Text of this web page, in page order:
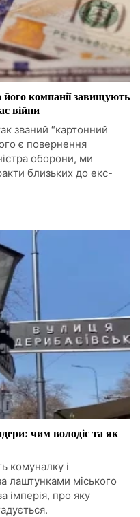
компанії завищують
війни
званий “картонний
є повернення
оборони, ми
близьких до екс-
чим володіє та як
комуналку і
лаштунками міського
імперія, про яку